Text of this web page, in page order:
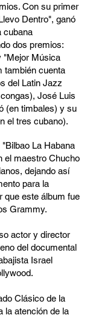
Con su primer
Dentro", ganó
cubana
dos premios:
"Mejor Música
también cuenta
del Latin Jazz
José Luis
(en timbales) y su
el tres cubano).
La Habana
el maestro Chucho
dejando así
para la
que este álbum fue
Grammy.
actor y director
del documental
Israel
Clásico de la
la atención de la